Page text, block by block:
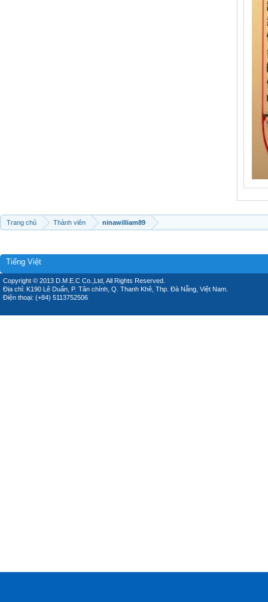
Trang chủ Thành viên ninawilliam89
Tiếng Việt
Copyright © 2013 D.M.E.C Co.,Ltd, All Rights Reserved.
Địa chỉ: K190 Lê Duẩn, P. Tân chính, Q. Thanh Khê, Thp. Đà Nẵng, Việt Nam.
Điện thoại: (+84) 5113752506